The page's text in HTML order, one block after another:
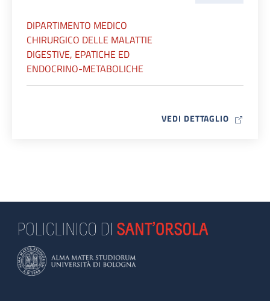
DIPARTIMENTO MEDICO
CHIRURGICO DELLE MALATTIE
DIGESTIVE, EPATICHE ED
ENDOCRINO-METABOLICHE
VEDI DETTAGLIO MAP ICON